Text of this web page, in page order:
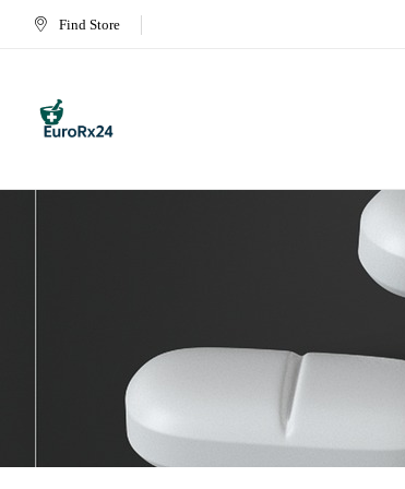
Find Store